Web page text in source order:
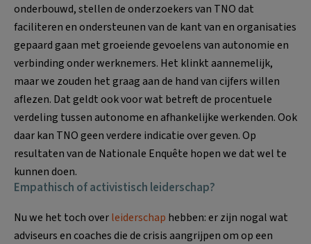
onderbouwd, stellen de onderzoekers van TNO dat
faciliteren en ondersteunen van de kant van en organisaties
gepaard gaan met groeiende gevoelens van autonomie en
verbinding onder werknemers. Het klinkt aannemelijk,
maar we zouden het graag aan de hand van cijfers willen
aflezen. Dat geldt ook voor wat betreft de procentuele
verdeling tussen autonome en afhankelijke werkenden. Ook
daar kan TNO geen verdere indicatie over geven. Op
resultaten van de Nationale Enquête hopen we dat wel te
kunnen doen.
Empathisch of activistisch leiderschap?
Nu we het toch overleiderschap hebben: er zijn nogal wat
adviseurs en coaches die de crisis aangrijpen om op een